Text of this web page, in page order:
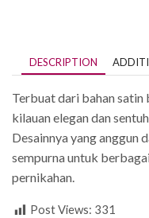
DESCRIPTION
Terbuat dari bahan
kilauan elegan dan
Desainnya yang anggun
sempurna untuk
pernikahan.
Post Views: 331